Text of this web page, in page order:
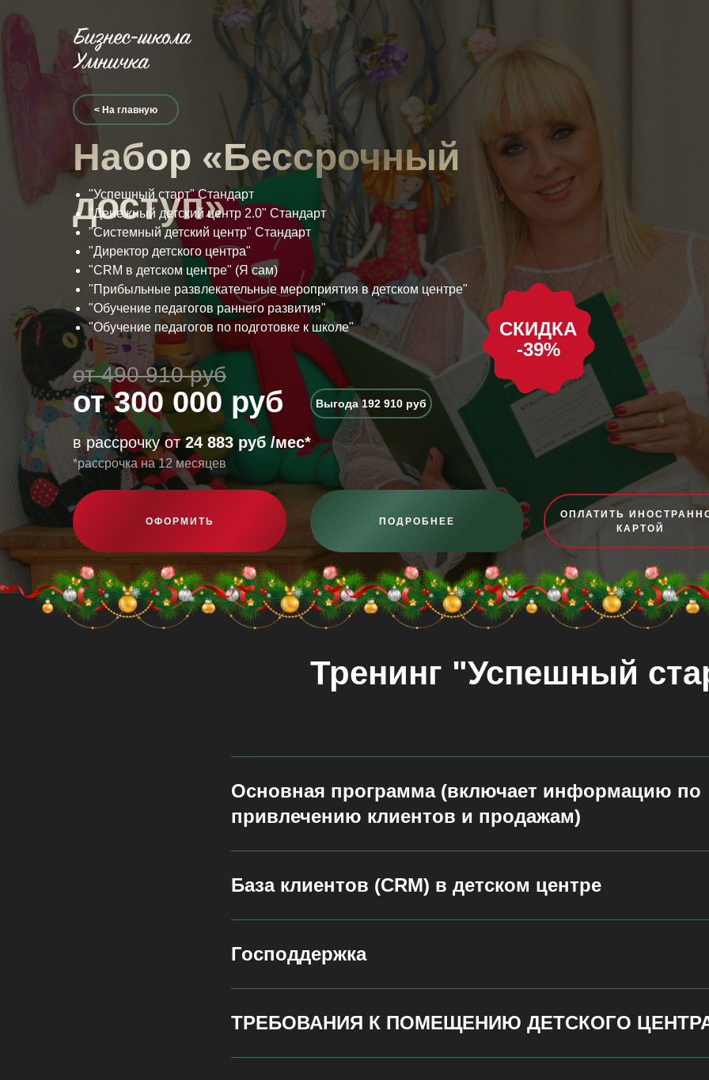
Набор «Бессрочный
доступ»
"Успешный старт" Стандарт
"Денежный детский центр 2.0" Стандарт
"Системный детский центр" Стандарт
"Директор детского центра"
"CRM в детском центре" (Я сам)
"Прибыльные развлекательные мероприятия в детском центре"
"Обучение педагогов раннего развития"
"Обучение педагогов по подготовке к школе"
от 490 910 руб
от 300 000 руб Выгода 192 910 руб
в рассрочку от24 883 руб /мес*
*рассрочка на 12 месяцев
ПОДРОБНЕЕ
СКИДКА
-39%
ОФОРМИТЬ
< На главную
ОПЛАТИТЬ
КАРТОЙ
Тренинг "Успешный
Основная программа (включает информацию по
привлечению клиентов и продажам)
База клиентов (CRM) в детском центре
Господдержка
ТРЕБОВАНИЯ К ПОМЕЩЕНИЮ ДЕТСКОГО